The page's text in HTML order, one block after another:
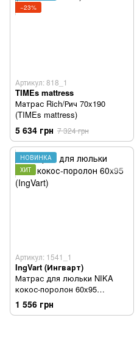
−23%
Артикул: 818_1
TIMEs mattress
Матрас Rich/Рич 70x190
(TIMEs mattress)
5 634 грн 7 324 грн
НОВИНКА
ХИТ
Артикул: 1541_1
IngVart (Ингварт)
Матрас для люльки NIKA
кокос-поролон 60x95
(IngVart)
1 556 грн